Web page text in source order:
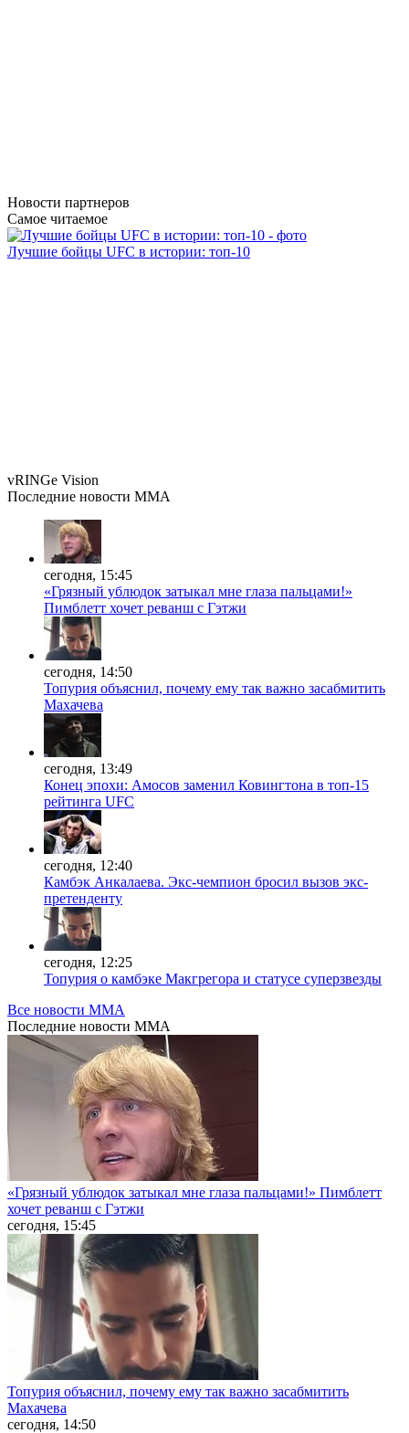
Новости партнеров
Самое читаемое
Лучшие бойцы UFC в истории: топ-10
vRINGe Vision
Последние новости MMA
сегодня, 15:45
«Грязный ублюдок затыкал мне глаза пальцами!»
Пимблетт хочет реванш с Гэтжи
сегодня, 14:50
Топурия объяснил, почему ему так важно засабмитить
Махачева
сегодня, 13:49
Конец эпохи: Амосов заменил Ковингтона в топ-15
рейтинга UFC
сегодня, 12:40
Камбэк Анкалаева. Экс-чемпион бросил вызов экс-
претенденту
сегодня, 12:25
Топурия о камбэке Макгрегора и статусе суперзвезды
Все новости MMA
Последние новости MMA
«Грязный ублюдок затыкал мне глаза пальцами!» Пимблетт
хочет реванш с Гэтжи
сегодня, 15:45
Топурия объяснил, почему ему так важно засабмитить
Махачева
сегодня, 14:50